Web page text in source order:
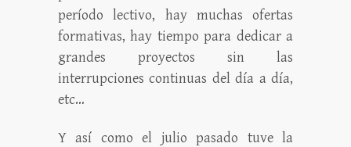
período lectivo, hay muchas ofertas
formativas, hay tiempo para dedicar a
grandes proyectos sin las
interrupciones continuas del día a día,
etc…
Y así como el julio pasado tuve la